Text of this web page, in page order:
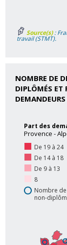
Source(s):
travail (STMT).
NOMBRE DE
DIPLÔMÉS ET
DEMANDEURS
De 19 à 24
De 14 à 18
De 9 à 13
8
Nombre
non-
Part des
Provence -